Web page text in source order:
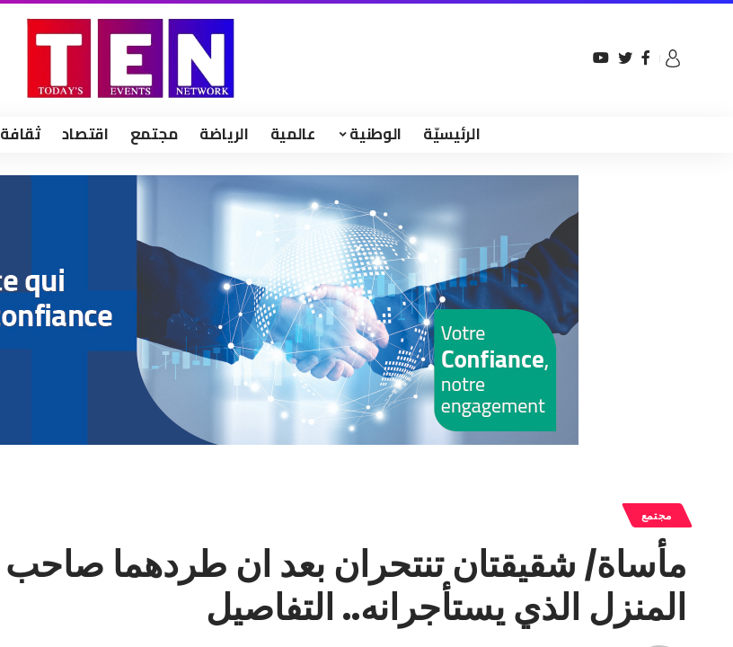
الرئيسيّة الوطنية عالمية الرياضة مجتمع اقتصاد ثقافة
مجتمع
مأساة/ شقيقتان تنتحران بعد ان طردهما صاحب
المنزل الذي يستأجرانه.. التفاصيل